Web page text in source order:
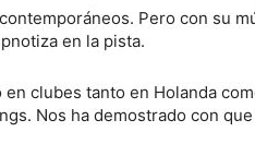
Pero con su
en la pista.
clubes tanto en Holanda
Nos ha demostrado con